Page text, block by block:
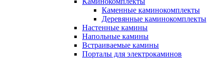
Каменные каминокомплекты
Деревянные каминокомплекты
Настенные камины
Напольные камины
Встраиваемые камины
Порталы для электрокаминов